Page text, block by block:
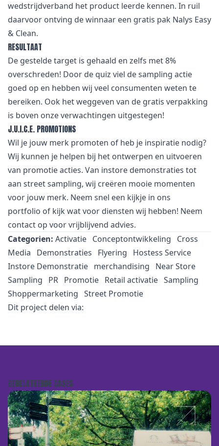
wedstrijdverband het product leerde kennen. In ruil
daarvoor ontving de winnaar een gratis pak Nalys Easy
& Clean.
RESULTAAT
De gestelde target is gehaald en zelfs met 8%
overschreden! Door de quiz viel de sampling actie
goed op en hebben wij veel consumenten weten te
bereiken. Ook het weggeven van de gratis verpakking
is boven onze verwachtingen uitgestegen!
J.U.I.C.E. PROMOTIONS
Wil je jouw merk promoten of heb je inspiratie nodig?
Wij kunnen je helpen bij het ontwerpen en uitvoeren
van promotie acties. Van instore demonstraties tot
aan street sampling, wij creëren mooie momenten
voor jouw merk. Neem snel een kijkje in ons
portfolio of kijk wat voor diensten wij hebben! Neem
contact op voor vrijblijvend advies.
Categorien: Activatie Conceptontwikkeling
Cross
Media
Demonstraties Flyering
Hostess Service
Instore Demonstratie merchandising
Near Store
Sampling
PR Promotie Retail activatie Sampling
Shoppermarketing Street Promotie
Dit project delen via:
GERELATEERDE CASES